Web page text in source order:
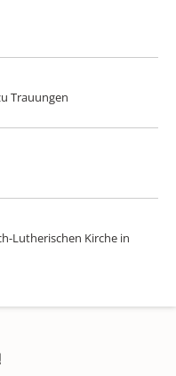
Trauungen
Lutherischen Kirche in